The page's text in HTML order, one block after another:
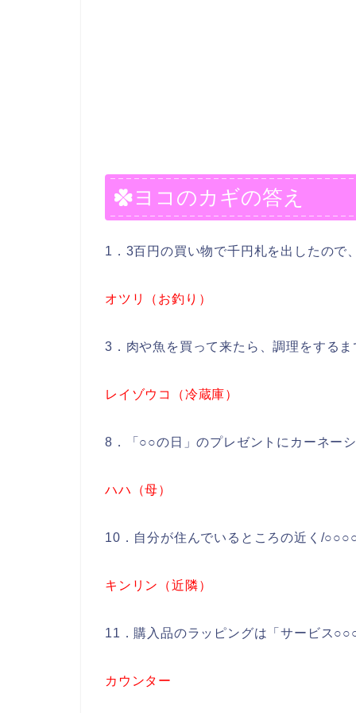
ヨコのカギの答え
1．3百円の買い物で千円札を出したので
オツリ（お釣り）
3．肉や魚を買って来たら、調理をする
レイゾウコ（冷蔵庫）
8．「○○の日」のプレゼントにカーネー
ハハ（母）
10．自分が住んでいるところの近く/
キンリン（近隣）
11．購入品のラッピングは「サービス
カウンター